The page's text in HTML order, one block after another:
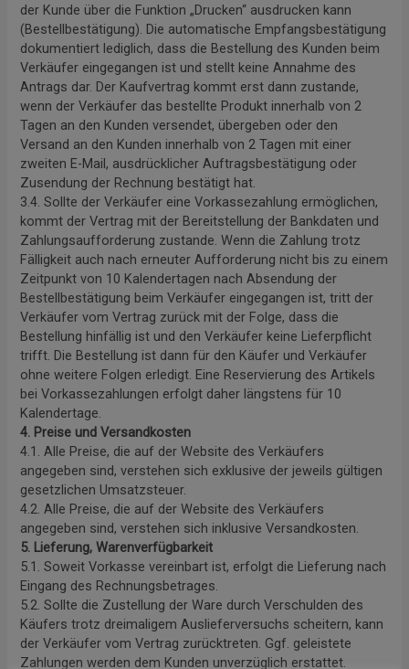
der Kunde über die Funktion „Drucken“ ausdrucken kann
(Bestellbestätigung). Die automatische Empfangsbestätigung
dokumentiert lediglich, dass die Bestellung des Kunden beim
Verkäufer eingegangen ist und stellt keine Annahme des
Antrags dar. Der Kaufvertrag kommt erst dann zustande,
wenn der Verkäufer das bestellte Produkt innerhalb von 2
Tagen an den Kunden versendet, übergeben oder den
Versand an den Kunden innerhalb von 2 Tagen mit einer
zweiten E-Mail, ausdrücklicher Auftragsbestätigung oder
Zusendung der Rechnung bestätigt hat.
3.4. Sollte der Verkäufer eine Vorkassezahlung ermöglichen,
kommt der Vertrag mit der Bereitstellung der Bankdaten und
Zahlungsaufforderung zustande. Wenn die Zahlung trotz
Fälligkeit auch nach erneuter Aufforderung nicht bis zu einem
Zeitpunkt von 10 Kalendertagen nach Absendung der
Bestellbestätigung beim Verkäufer eingegangen ist, tritt der
Verkäufer vom Vertrag zurück mit der Folge, dass die
Bestellung hinfällig ist und den Verkäufer keine Lieferpflicht
trifft. Die Bestellung ist dann für den Käufer und Verkäufer
ohne weitere Folgen erledigt. Eine Reservierung des Artikels
bei Vorkassezahlungen erfolgt daher längstens für 10
Kalendertage.
4. Preise und Versandkosten
4.1. Alle Preise, die auf der Website des Verkäufers
angegeben sind, verstehen sich exklusive der jeweils gültigen
gesetzlichen Umsatzsteuer.
4.2. Alle Preise, die auf der Website des Verkäufers
angegeben sind, verstehen sich inklusive Versandkosten.
5. Lieferung, Warenverfügbarkeit
5.1. Soweit Vorkasse vereinbart ist, erfolgt die Lieferung nach
Eingang des Rechnungsbetrages.
5.2. Sollte die Zustellung der Ware durch Verschulden des
Käufers trotz dreimaligem Auslieferversuchs scheitern, kann
der Verkäufer vom Vertrag zurücktreten. Ggf. geleistete
Zahlungen werden dem Kunden unverzüglich erstattet.